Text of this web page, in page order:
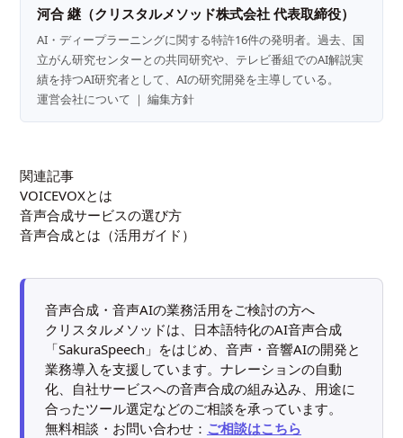
河合 継（クリスタルメソッド株式会社 代表取締役）
AI・ディープラーニングに関する特許16件の発明者。過去、国
立がん研究センターとの共同研究や、テレビ番組でのAI解説実
績を持つAI研究者として、AIの研究開発を主導している。
運営会社について ｜編集方針
関連記事
VOICEVOXとは
音声合成サービスの選び方
音声合成とは（活用ガイド）
音声合成・音声AIの業務活用をご検討の方へ
クリスタルメソッドは、日本語特化のAI音声合成
「SakuraSpeech」をはじめ、音声・音響AIの開発と
業務導入を支援しています。ナレーションの自動
化、自社サービスへの音声合成の組み込み、用途に
合ったツール選定などのご相談を承っています。
無料相談・お問い合わせ： ご相談はこちら